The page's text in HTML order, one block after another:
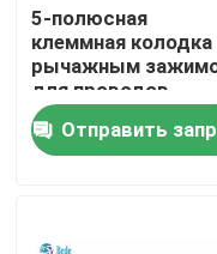
Новости
Блог
Авиационный
5-полюсная
клеммная колодка
рычажным
для проводов,
универсальный
соединитель
проводов и
Отправить